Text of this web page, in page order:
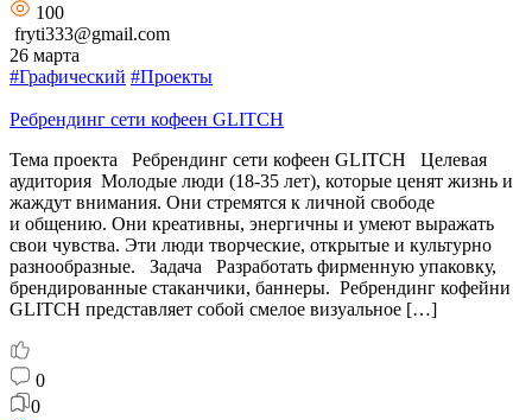
100
fryti333@gmail.com
26 марта
#Графический #Проекты
Ребрендинг сети кофеен GLITCH
Тема проекта Ребрендинг сети кофеен GLITCH Целевая
аудитория Молодые люди (18-35 лет), которые ценят жизнь и
жаждут внимания. Они стремятся к личной свободе
и общению. Они креативны, энергичны и умеют выражать
свои чувства. Эти люди творческие, открытые и культурно
разнообразные. Задача Разработать фирменную упаковку,
брендированные стаканчики, баннеры. Ребрендинг кофейни
GLITCH представляет собой смелое визуальное […]
0
0